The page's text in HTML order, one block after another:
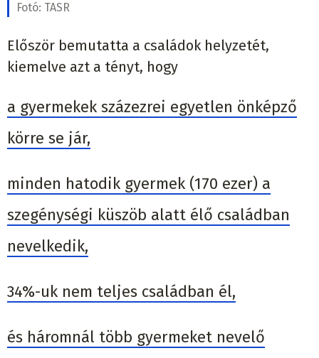
Fotó: TASR
Először bemutatta a családok helyzetét,
kiemelve azt a tényt, hogy
a gyermekek százezrei egyetlen önképző
körre se jár,
minden hatodik gyermek (170 ezer) a
szegénységi küszöb alatt élő családban
nevelkedik,
34%-uk nem teljes családban él,
és háromnál több gyermeket nevelő